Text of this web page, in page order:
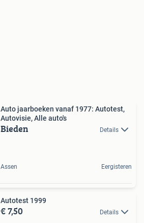
Auto jaarboeken vanaf 1977: Autotest,
Autovisie, Alle auto's
Bieden Details
Assen Eergisteren
Autotest 1999
€ 7,50 Details